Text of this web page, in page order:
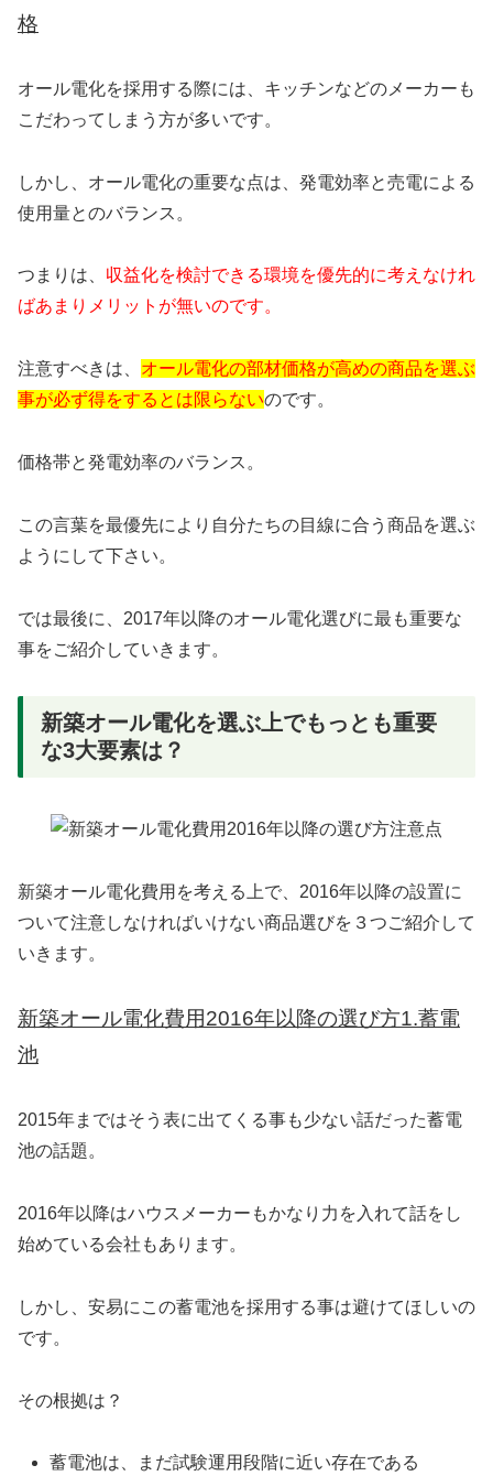
格
オール電化を採用する際には、キッチンなどのメーカーも
こだわってしまう方が多いです。
しかし、オール電化の重要な点は、発電効率と売電による
使用量とのバランス。
つまりは、 収益化を検討できる環境を優先的に考えなけれ
ばあまりメリットが無いのです。
注意すべきは、 オール電化の部材価格が高めの商品を選ぶ
事が必ず得をするとは限らないのです。
価格帯と発電効率のバランス。
この言葉を最優先により自分たちの目線に合う商品を選ぶ
ようにして下さい。
では最後に、2017年以降のオール電化選びに最も重要な
事をご紹介していきます。
新築オール電化を選ぶ上でもっとも重要
な3大要素は？
新築オール電化費用を考える上で、2016年以降の設置に
ついて注意しなければいけない商品選びを３つご紹介して
いきます。
新築オール電化費用2016年以降の選び方1.蓄電
池
2015年まではそう表に出てくる事も少ない話だった蓄電
池の話題。
2016年以降はハウスメーカーもかなり力を入れて話をし
始めている会社もあります。
しかし、安易にこの蓄電池を採用する事は避けてほしいの
です。
その根拠は？
蓄電池は、まだ試験運用段階に近い存在である